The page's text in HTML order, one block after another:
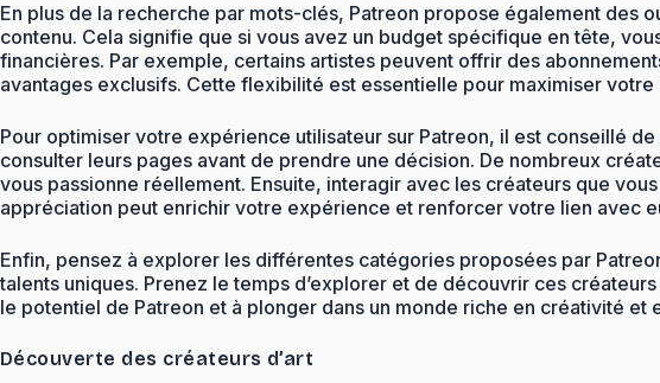
En plus de la recherche par mots-clés, Patreon propose également
contenu. Cela signifie que si vous avez un budget spécifique en tête,
financières. Par exemple, certains artistes peuvent offrir des
avantages exclusifs. Cette flexibilité est essentielle pour maximiser
Pour optimiser votre expérience utilisateur sur Patreon, il est conseillé
consulter leurs pages avant de prendre une décision. De nombreux
vous passionne réellement. Ensuite, interagir avec les créateurs que
appréciation peut enrichir votre expérience et renforcer votre lien avec
Enfin, pensez à explorer les différentes catégories proposées par
talents uniques. Prenez le temps d’explorer et de découvrir ces
le potentiel de Patreon et à plonger dans un monde riche en créativité et
Découverte des créateurs d’art